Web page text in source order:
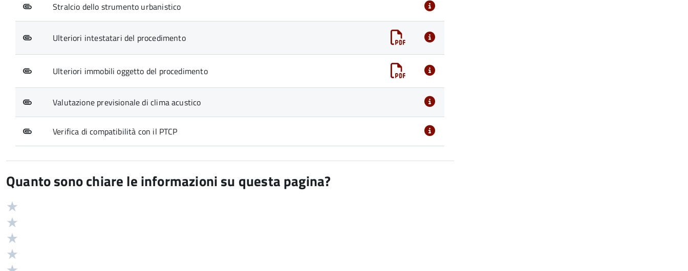
Stralcio dello strumento urbanistico
Ulteriori intestatari del procedimento
Ulteriori immobili oggetto del procedimento
Valutazione previsionale di clima acustico
Verifica di compatibilità con il PTCP
Quanto sono chiare le informazioni su questa pagina?
Valutazione